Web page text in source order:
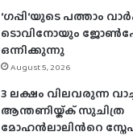
‘ഗപ്പി‘യുടെ പത്താം
ടൊവിനോയും
ഒന്നിക്കുന്നു
August 5, 2026
3 ലക്ഷം വിലവരുന്ന
ആന്തണിയ്ക്ക് സുചിത്ര
മോഹൻലാലിൻറെ